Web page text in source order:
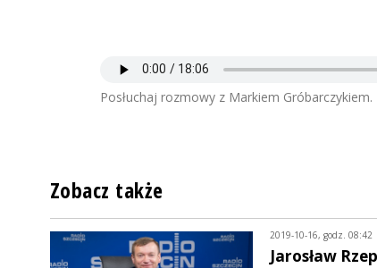
Posłuchaj rozmowy z Markiem Gróbarczykiem.
Zobacz także
2019-10-16, godz. 08:42
Jarosław